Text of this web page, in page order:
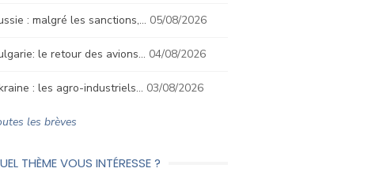
: malgré les sanctions,… 05/08/2026
le retour des avions… 04/08/2026
: les agro-industriels… 03/08/2026
les brèves
THÈME VOUS INTÉRESSE ?